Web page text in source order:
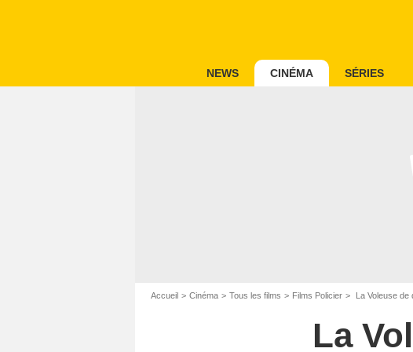
NEWS CINÉMA SÉRIES
Accueil Cinéma Tous les films Films Policier La Voleuse de
La